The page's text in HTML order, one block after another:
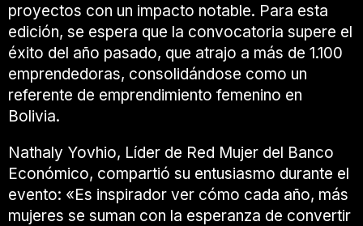
proyectos con un impacto notable. Para esta
edición, se espera que la convocatoria supere el
éxito del año pasado, que atrajo a más de 1.100
emprendedoras, consolidándose como un
referente de emprendimiento femenino en
Bolivia.
Nathaly Yovhio, Líder de Red Mujer del Banco
Económico, compartió su entusiasmo durante el
evento: «Es inspirador ver cómo cada año, más
mujeres se suman con la esperanza de convertir